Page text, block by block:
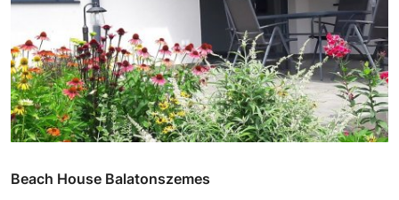
Beach House Balatonszemes